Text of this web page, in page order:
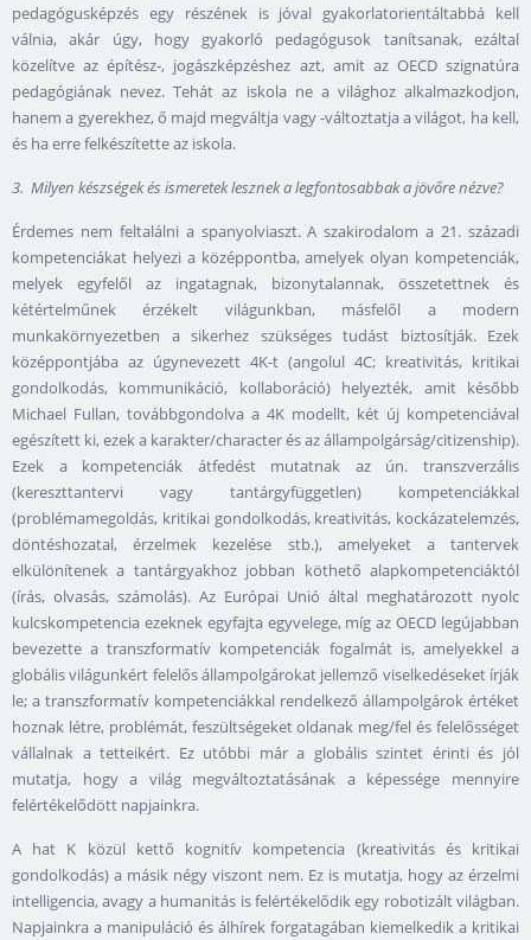
pedagógusképzés egy részének is jóval gyakorlatorientáltabbá kell
válnia, akár úgy, hogy gyakorló pedagógusok tanítsanak, ezáltal
közelítve az építész-, jogászképzéshez azt, amit az OECD szignatúra
pedagógiának nevez. Tehát az iskola ne a világhoz alkalmazkodjon,
hanem a gyerekhez, ő majd megváltja vagy -változtatja a világot, ha kell,
és ha erre felkészítette az iskola.
3. Milyen készségek és ismeretek lesznek a legfontosabbak a jövőre nézve?
Érdemes nem feltalálni a spanyolviaszt. A szakirodalom a 21. századi
kompetenciákat helyezi a középpontba, amelyek olyan kompetenciák,
melyek egyfelől az ingatagnak, bizonytalannak, összetettnek és
kétértelműnek érzékelt világunkban, másfelől a modern
munkakörnyezetben a sikerhez szükséges tudást biztosítják. Ezek
középpontjába az úgynevezett 4K-t (angolul 4C; kreativitás, kritikai
gondolkodás, kommunikáció, kollaboráció) helyezték, amit később
Michael Fullan, továbbgondolva a 4K modellt, két új kompetenciával
egészített ki, ezek a karakter/character és az állampolgárság/citizenship).
Ezek a kompetenciák átfedést mutatnak az ún. transzverzális
(kereszttantervi vagy tantárgyfüggetlen) kompetenciákkal
(problémamegoldás, kritikai gondolkodás, kreativitás, kockázatelemzés,
döntéshozatal, érzelmek kezelése stb.), amelyeket a tantervek
elkülönítenek a tantárgyakhoz jobban köthető alapkompetenciáktól
(írás, olvasás, számolás). Az Európai Unió által meghatározott nyolc
kulcskompetencia ezeknek egyfajta egyvelege, míg az OECD legújabban
bevezette a transzformatív kompetenciák fogalmát is, amelyekkel a
globális világunkért felelős állampolgárokat jellemző viselkedéseket írják
le; a transzformatív kompetenciákkal rendelkező állampolgárok értéket
hoznak létre, problémát, feszültségeket oldanak meg/fel és felelősséget
vállalnak a tetteikért. Ez utóbbi már a globális szintet érinti és jól
mutatja, hogy a világ megváltoztatásának a képessége mennyire
felértékelődött napjainkra.
A hat K közül kettő kognitív kompetencia (kreativitás és kritikai
gondolkodás) a másik négy viszont nem. Ez is mutatja, hogy az érzelmi
intelligencia, avagy a humanitás is felértékelődik egy robotizált világban.
Napjainkra a manipuláció és álhírek forgatagában kiemelkedik a kritikai